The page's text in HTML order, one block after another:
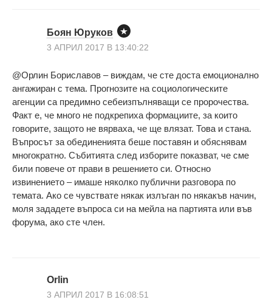
Боян Юруков
3 АПРИЛ 2017 В 13:40:22
@Орлин Бориславов – виждам, че сте доста емоционално
ангажиран с тема. Прогнозите на социологическите
агенции са предимно себеизпълняващи се пророчества.
Факт е, че много не подкрепиха формациите, за които
говорите, защото не вярваха, че ще влязат. Това и стана.
Въпросът за обединенията беше поставян и обяснявам
многократно. Събитията след изборите показват, че сме
били повече от прави в решението си. Относно
извинението – имаше няколко публични разговора по
темата. Ако се чувствате някак излъган по някакъв начин,
моля зададете въпроса си на мейла на партията или във
форума, ако сте член.
Orlin
3 АПРИЛ 2017 В 16:08:51